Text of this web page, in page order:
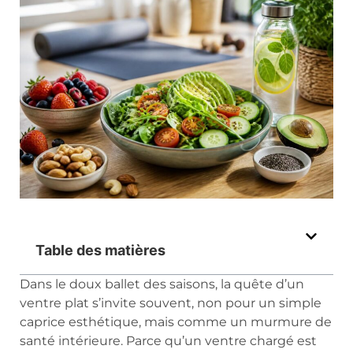
Table des matières
Dans le doux ballet des saisons, la quête d’un
ventre plat s’invite souvent, non pour un simple
caprice esthétique, mais comme un murmure de
santé intérieure. Parce qu’un ventre chargé est